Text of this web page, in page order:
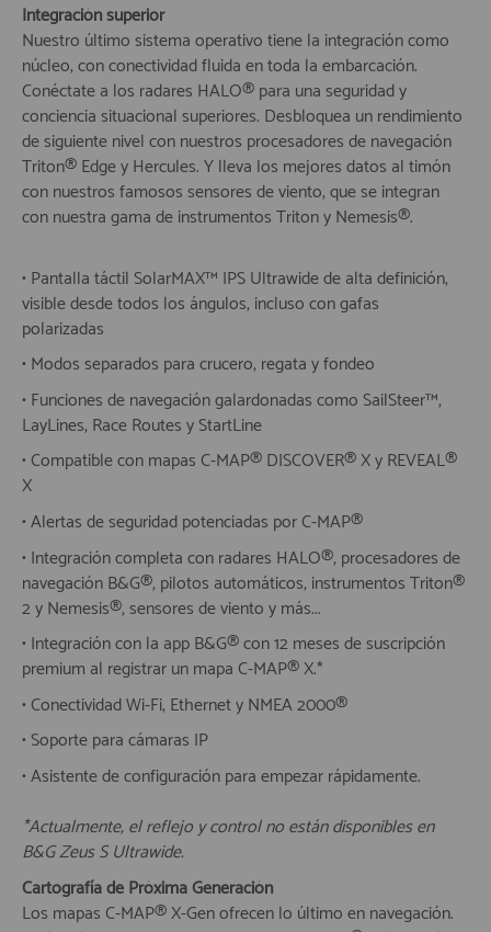
Integración superior
Nuestro último sistema operativo tiene la integración como
núcleo, con conectividad fluida en toda la embarcación.
Conéctate a los radares HALO® para una seguridad y
conciencia situacional superiores. Desbloquea un rendimiento
de siguiente nivel con nuestros procesadores de navegación
Triton® Edge y Hercules. Y lleva los mejores datos al timón
con nuestros famosos sensores de viento, que se integran
con nuestra gama de instrumentos Triton y Nemesis®.
• Pantalla táctil SolarMAX™ IPS Ultrawide de alta definición,
visible desde todos los ángulos, incluso con gafas
polarizadas
• Modos separados para crucero, regata y fondeo
• Funciones de navegación galardonadas como SailSteer™,
LayLines, Race Routes y StartLine
• Compatible con mapas C-MAP® DISCOVER® X y REVEAL®
X
• Alertas de seguridad potenciadas por C-MAP®
• Integración completa con radares HALO®, procesadores de
navegación B&G®, pilotos automáticos, instrumentos Triton®
2 y Nemesis®, sensores de viento y más...
• Integración con la app B&G® con 12 meses de suscripción
premium al registrar un mapa C-MAP® X.*
• Conectividad Wi-Fi, Ethernet y NMEA 2000®
• Soporte para cámaras IP
• Asistente de configuración para empezar rápidamente.
*Actualmente, el reflejo y control no están disponibles en
B&G Zeus S Ultrawide.
Cartografía de Próxima Generación
Los mapas C-MAP® X-Gen ofrecen lo último en navegación.